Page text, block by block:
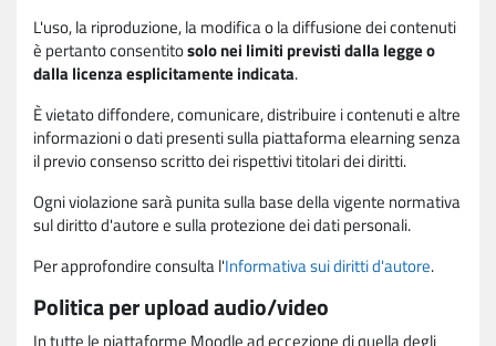
L'uso, la riproduzione, la modifica o la diffusione dei contenuti
è pertanto consentitosolo nei limiti previsti dalla legge o
dalla licenza esplicitamente indicata.
È vietato diffondere, comunicare, distribuire i contenuti e altre
informazioni o dati presenti sulla piattaforma elearning senza
il previo consenso scritto dei rispettivi titolari dei diritti.
Ogni violazione sarà punita sulla base della vigente normativa
sul diritto d'autore e sulla protezione dei dati personali.
Per approfondire consulta l'Informativa sui diritti d'autore.
Politica per upload audio/video
In tutte le piattaforme Moodle ad eccezione di quella degli